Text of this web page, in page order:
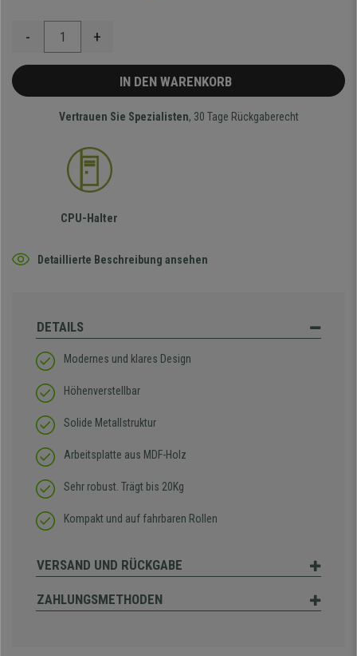
- +
IN DEN WARENKORB
Vertrauen Sie Spezialisten, 30 Tage Rückgaberecht
CPU-Halter
Detaillierte Beschreibung ansehen
DETAILS
Modernes und klares Design
Höhenverstellbar
Solide Metallstruktur
Arbeitsplatte aus MDF-Holz
Sehr robust. Trägt bis 20Kg
Kompakt und auf fahrbaren Rollen
VERSAND UND RÜCKGABE
ZAHLUNGSMETHODEN